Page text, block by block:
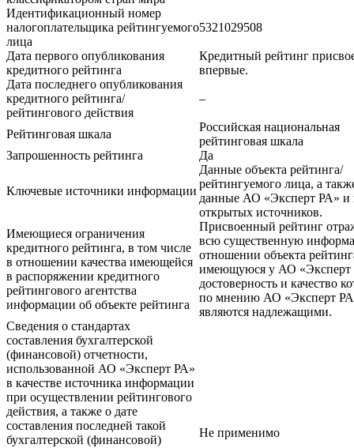
Идентификационный номер
налогоплательщика рейтингуемого
лица
5321029508
Дата первого опубликования
кредитного рейтинга
Кредитный рейтинг
впервые.
Дата последнего опубликования
кредитного рейтинга/
рейтингового действия
–
Рейтинговая шкала
Российская национальная
рейтинговая шкала
Запрошенность рейтинга
Да
Ключевые источники информации
Данные объекта рейтинга/
рейтингуемого лица, а
данные АО «Эксперт РА» и
открытых источников.
Имеющиеся ограничения
кредитного рейтинга, в том числе
в отношении качества имеющейся
в распоряжении кредитного
рейтингового агентства
информации об объекте рейтинга
Присвоенный рейтинг
всю существенную
отношении объекта
имеющуюся у АО «Эксперт
достоверность и качество
по мнению АО «Эксперт
являются надлежащими.
Сведения о стандартах
составления бухгалтерской
(финансовой) отчетности,
использованной АО «Эксперт РА»
в качестве источника информации
при осуществлении рейтингового
действия, а также о дате
составления последней такой
бухгалтерской (финансовой)
Не применимо